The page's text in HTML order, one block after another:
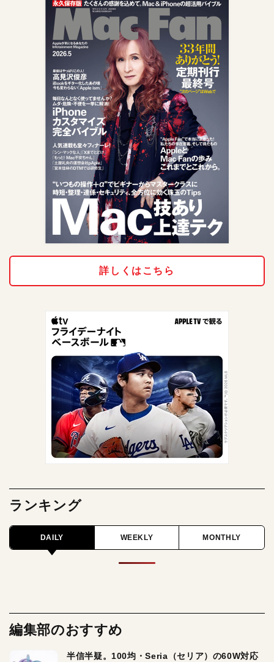
詳しくはこちら
ランキング
DAILY WEEKLY MONTHLY
編集部のおすすめ
半信半疑。100均・Seria（セリア）の60W対応